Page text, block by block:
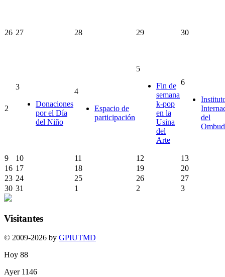
26 27 28 29 30
2
3
Donaciones
por el Día
del Niño
4
Espacio de
participación
5
Fin de
semana
k-pop
en la
Usina
del
Arte
6
del
9 10 11 12
13
16 17 18 19
20
23 24 25 26
27
30 31 1 2 3
Visitantes
© 2009-2026 by GPIUTMD
Hoy 88
Ayer 1146